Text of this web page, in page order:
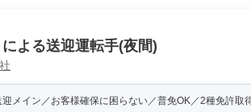
よる送迎運転手(夜間)
メイン／お客様確保に困らない／普免OK／2種免許取